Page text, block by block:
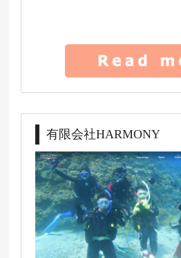
有限会社HARMONY